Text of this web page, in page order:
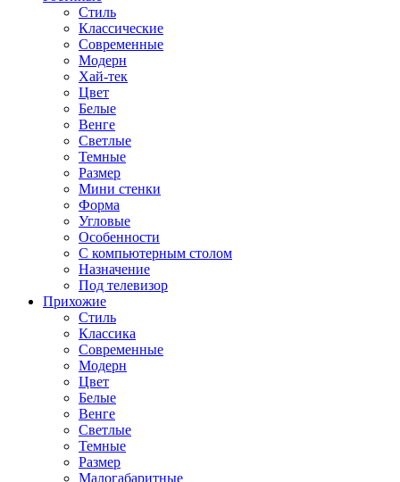
Стиль
Классические
Современные
Модерн
Хай-тек
Цвет
Белые
Венге
Светлые
Темные
Размер
Мини стенки
Форма
Угловые
Особенности
С компьютерным столом
Назначение
Под телевизор
Прихожие
Стиль
Классика
Современные
Модерн
Цвет
Белые
Венге
Светлые
Темные
Размер
Малогабаритные